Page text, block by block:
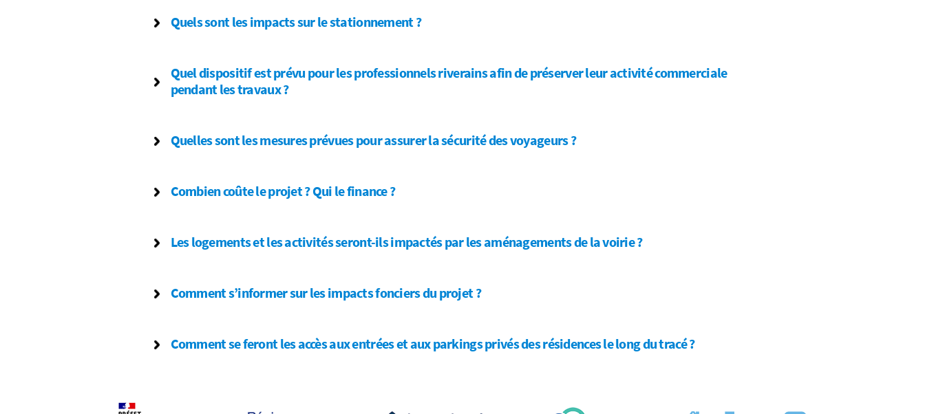
Quels sont les impacts sur le stationnement ?
Quel dispositif est prévu pour les professionnels riverains afin de préserver leur activité commerciale
pendant les travaux ?
Quelles sont les mesures prévues pour assurer la sécurité des voyageurs ?
Combien coûte le projet ? Qui le finance ?
Les logements et les activités seront-ils impactés par les aménagements de la voirie ?
Comment s’informer sur les impacts fonciers du projet ?
Comment se feront les accès aux entrées et aux parkings privés des résidences le long du tracé ?